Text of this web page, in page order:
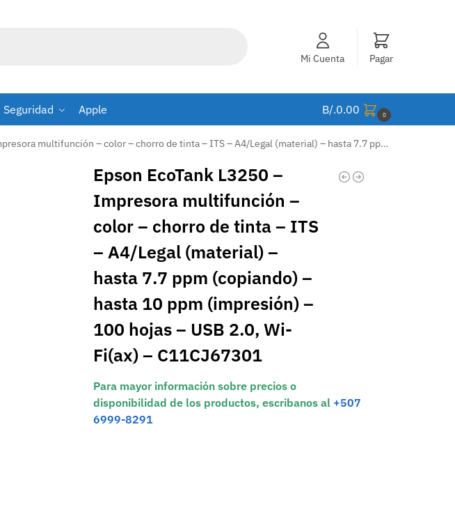
Mi Cuenta Pagar
Seguridad Apple B/.0.00 0
color – chorro de tinta – ITS – A4/Legal (material) – hasta 7.7 ppm (copiando) – hasta 10 ppm (impresión) – 100 hojas – USB 2.0, Wi-Fi(ax) – C11CJ67301
Epson EcoTank L3250 –
Impresora multifunción –
color – chorro de tinta – ITS
– A4/Legal (material) –
hasta 7.7 ppm (copiando) –
hasta 10 ppm (impresión) –
100 hojas – USB 2.0, Wi-
Fi(ax) – C11CJ67301
Para mayor información sobre precios o
disponibilidad de los productos, escribanos al +507
6999-8291